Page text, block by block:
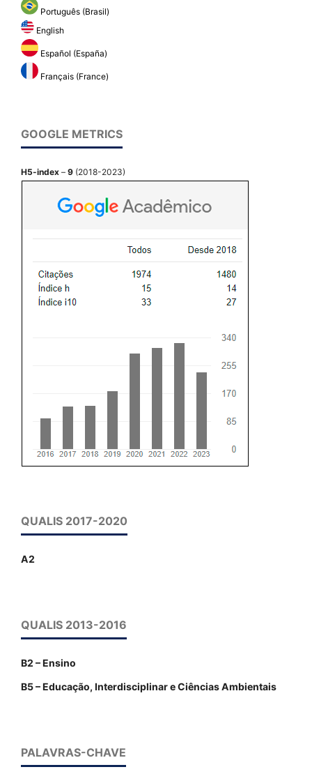
Português (Brasil)
English
Español (España)
Français (France)
GOOGLE METRICS
H5-index – 9 (2018-2023)
QUALIS 2017-2020
A2
QUALIS 2013-2016
B2 – Ensino
B5 – Educação, Interdisciplinar e Ciências Ambientais
PALAVRAS-CHAVE